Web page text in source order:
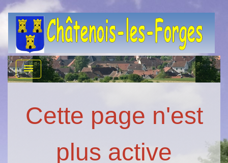
menu
Cette page n'est
plus active